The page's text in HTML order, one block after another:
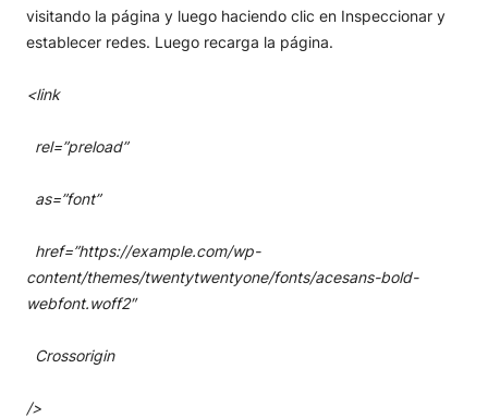
visitando la página y luego haciendo clic en Inspeccionar y
establecer redes. Luego recarga la página.
<link
rel=”preload”
as=”font”
href=”https://example.com/wp-
content/themes/twentytwentyone/fonts/acesans-bold-
webfont.woff2″
Crossorigin
/>